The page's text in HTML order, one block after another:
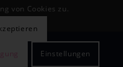
von Cookies zu.
Einstellungen